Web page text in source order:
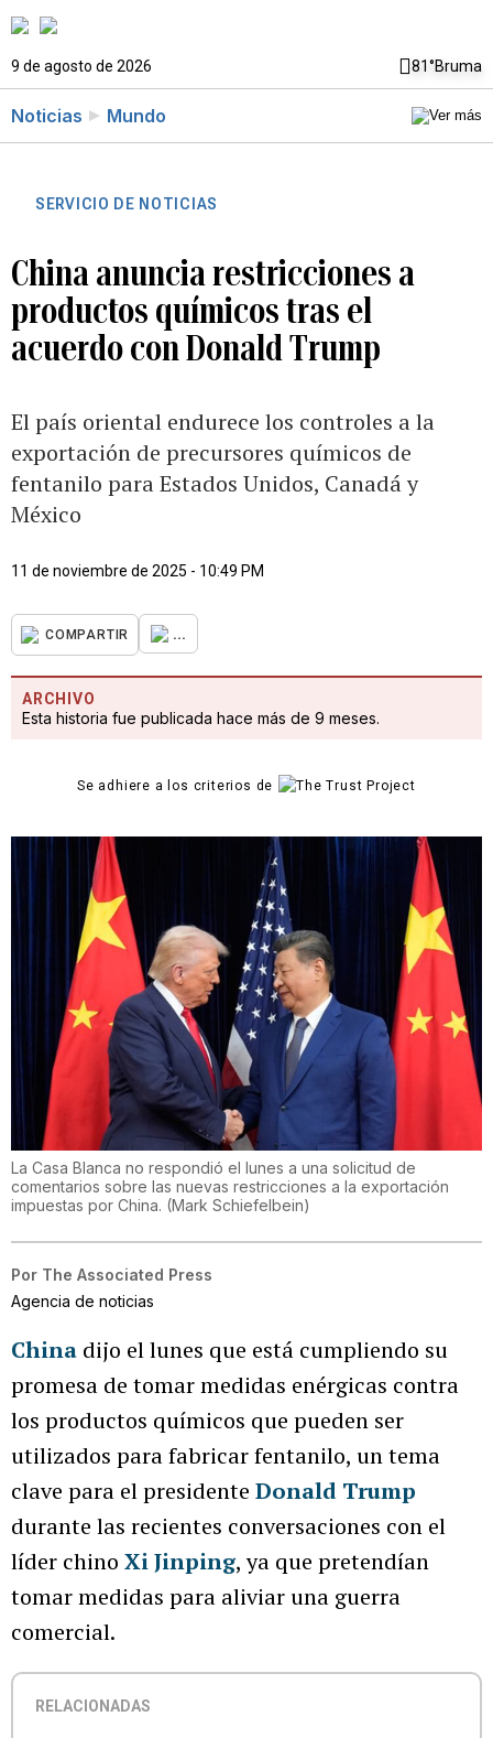
9 de agosto de 2026 81°Bruma
Noticias Mundo
SERVICIO DE NOTICIAS
China anuncia restricciones a
productos químicos tras el
acuerdo con Donald Trump
El país oriental endurece los controles a la
exportación de precursores químicos de
fentanilo para Estados Unidos, Canadá y
México
11 de noviembre de 2025 - 10:49 PM
COMPARTIR ...
ARCHIVO
Esta historia fue publicada hace más de 9 meses.
Se adhiere a los criterios de
La Casa Blanca no respondió el lunes a una solicitud de
comentarios sobre las nuevas restricciones a la exportación
impuestas por China. (Mark Schiefelbein)
Por The Associated Press
Agencia de noticias
China dijo el lunes que está cumpliendo su
promesa de tomar medidas enérgicas contra
los productos químicos que pueden ser
utilizados para fabricar fentanilo, un tema
clave para el presidente Donald Trump
durante las recientes conversaciones con el
líder chino Xi Jinping, ya que pretendían
tomar medidas para aliviar una guerra
comercial.
RELACIONADAS